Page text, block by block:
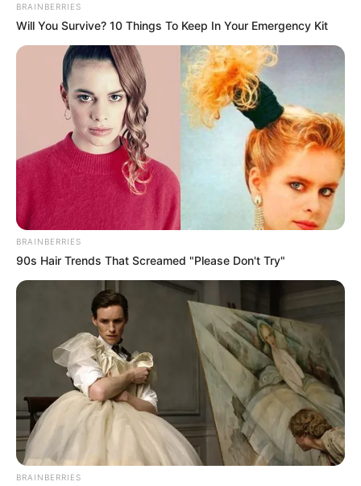
BRAINBERRIES
Will You Survive? 10 Things To Keep In Your Emergency Kit
BRAINBERRIES
90s Hair Trends That Screamed "Please Don't Try"
BRAINBERRIES